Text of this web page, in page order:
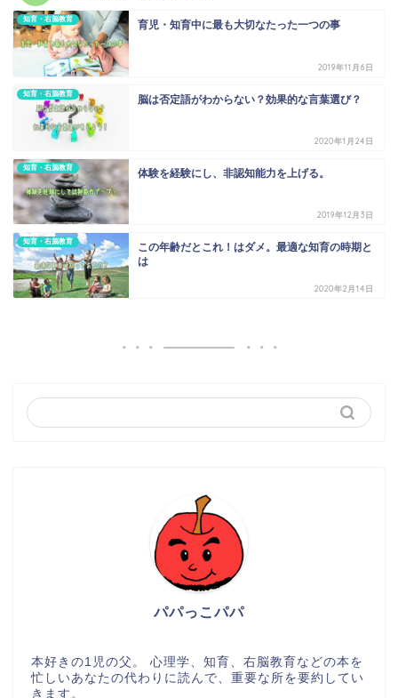
知育・右脳教育 育児・知育中に最も大切なたった一つの事
2019年11月6日
知育・右脳教育 脳は否定語がわからない？効果的な言葉選び？
2020年1月24日
知育・右脳教育 体験を経験にし、非認知能力を上げる。
2019年12月3日
知育・右脳教育
この年齢だとこれ！はダメ。最適な知育の時期と
は
2020年2月14日
パパっこパパ
本好きの1児の父。 心理学、知育、右脳教育などの本を
忙しいあなたの代わりに読んで、重要な所を要約してい
きます。